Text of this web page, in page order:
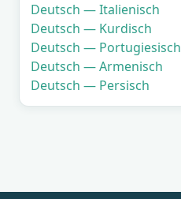
Deutsch — Italienisch
Deutsch — Kurdisch
Deutsch — Portugiesisch
Deutsch — Armenisch
Deutsch — Persisch